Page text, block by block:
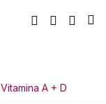
Vitamina A + D